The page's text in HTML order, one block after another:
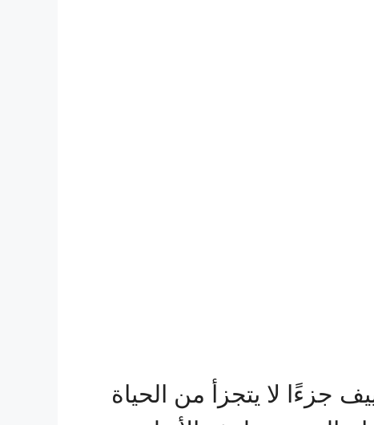
جزءًا لا يتجزأ من الحياة